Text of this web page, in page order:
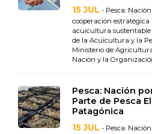
15 JUL - Pesca:
cooperación
acuicultura
de la Acuicultura y la
Ministerio de
Nación y la
Pesca: Nación
Parte de Pesca
Patagónica
15 JUL - Pesca: